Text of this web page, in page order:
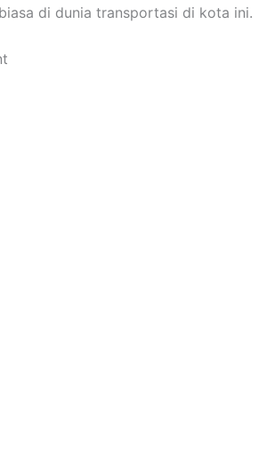
di dunia transportasi di kota ini.